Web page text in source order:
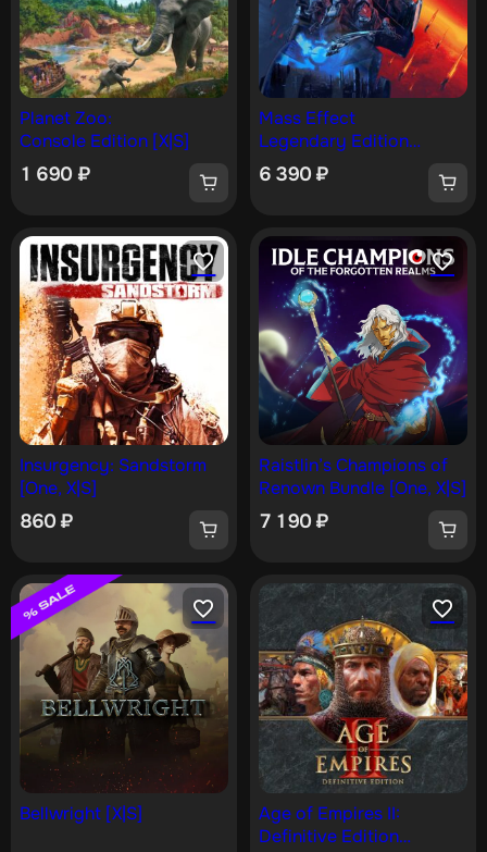
Planet Zoo:
Console Edition [X|S]
1 690 ₽
Mass Effect
Legendary Edition
[One, X|S]
6 390₽
Insurgency: Sandstorm
[One, X|S]
860₽
Raistlin’s Champions of
Renown Bundle [One, X|S]
7 190₽
Bellwright [X|S]
Age of Empires II:
Definitive Edition